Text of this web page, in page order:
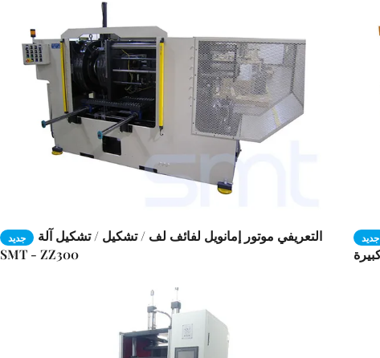
جديد
التعريفي موتور إمانويل لفائف لف / تشكيل / تشكيل آلة
SMT - ZZ300
جديد